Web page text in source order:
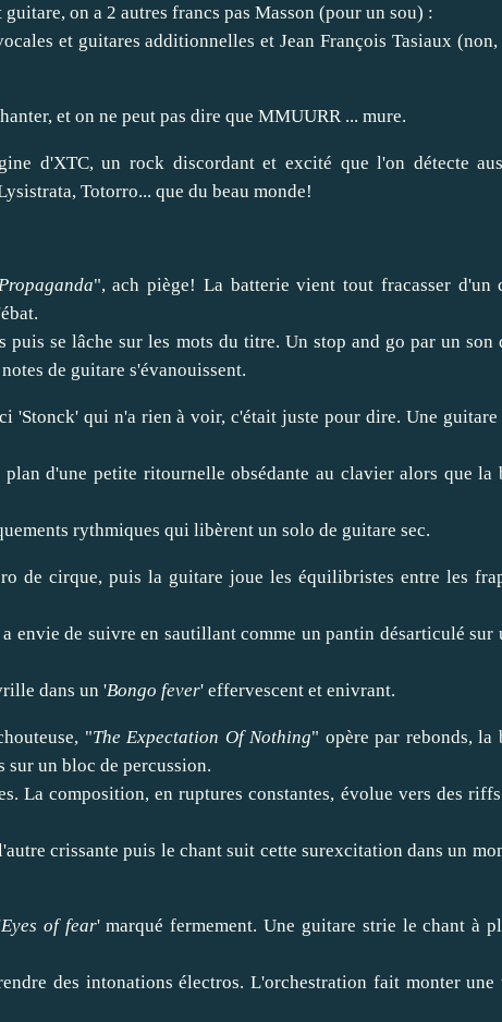
on a 2 autres francs pas Masson (pour un sou) :
et guitares additionnelles et Jean François Tasiaux
et on ne peut pas dire que MMUURR ... mure.
d'XTC, un rock discordant et excité que l'on détecte
Totorro... que du beau monde!
", ach piège! La batterie vient tout fracasser d'un
se lâche sur les mots du titre. Un stop and go par un son
de guitare s'évanouissent.
'Stonck' qui n'a rien à voir, c'était juste pour dire. Une
d'une petite ritournelle obsédante au clavier alors que la
rythmiques qui libèrent un solo de guitare sec.
de cirque, puis la guitare joue les équilibristes entre les
envie de suivre en sautillant comme un pantin désarticulé sur
dans un 'Bongo fever' effervescent et enivrant.
"The Expectation Of Nothing" opère par rebonds, la
sur un bloc de percussion.
La composition, en ruptures constantes, évolue vers des
crissante puis le chant suit cette surexcitation dans un
Eyes of fear' marqué fermement. Une guitare strie le chant à
des intonations électros. L'orchestration fait monter une